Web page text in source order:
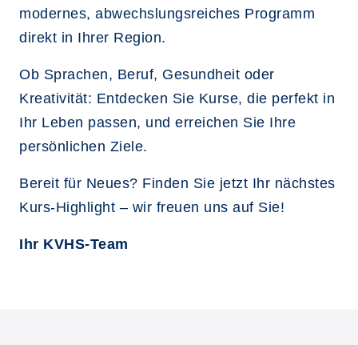
modernes, abwechslungsreiches Programm
direkt in Ihrer Region.
Ob Sprachen, Beruf, Gesundheit oder
Kreativität: Entdecken Sie Kurse, die perfekt in
Ihr Leben passen, und erreichen Sie Ihre
persönlichen Ziele.
Bereit für Neues? Finden Sie jetzt Ihr nächstes
Kurs-Highlight – wir freuen uns auf Sie!
Ihr KVHS-Team